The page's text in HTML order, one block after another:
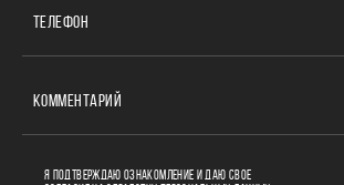
ТЕЛЕФОН
КОММЕНТАРИЙ
Я ПОДТВЕРЖДАЮ ОЗНАКОМЛЕНИЕ И ДАЮ СВОЕ